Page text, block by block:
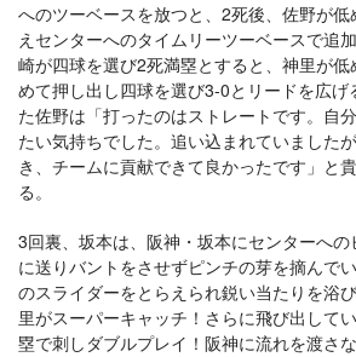
へのツーベースを放つと、2死後、佐野が
えセンターへのタイムリーツーベースで追
崎が四球を選び2死満塁とすると、神里が
めて押し出し四球を選び3-0とリードを広げ
た佐野は「打ったのはストレートです。自
たい気持ちでした。追い込まれていました
き、チームに貢献できて良かったです」と
る。
3回裏、坂本は、阪神・坂本にセンターへ
に送りバントをさせずピンチの芽を摘んで
のスライダーをとらえられ鋭い当たりを浴
里がスーパーキャッチ！さらに飛び出して
塁で刺しダブルプレイ！阪神に流れを渡さな